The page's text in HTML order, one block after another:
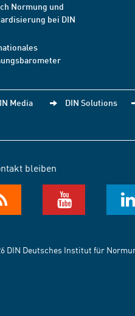
Normung und
bei DIN
Media DIN Solutions
bleiben
DIN Deutsches Institut für